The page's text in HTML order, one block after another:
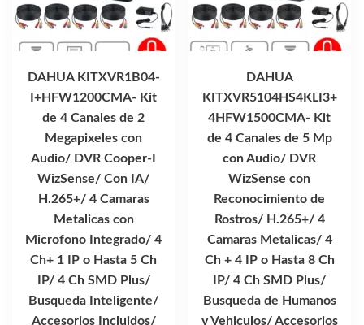
DAHUA KITXVR1B04-
I+HFW1200CMA- Kit
de 4 Canales de 2
Megapixeles con
Audio/ DVR Cooper-I
WizSense/ Con IA/
H.265+/ 4 Camaras
Metalicas con
Microfono Integrado/ 4
Ch+ 1 IP o Hasta 5 Ch
IP/ 4 Ch SMD Plus/
Busqueda Inteligente/
Accesorios Incluidos/
DAHUA
KITXVR5104HS4KLI3+
4HFW1500CMA- Kit
de 4 Canales de 5 Mp
con Audio/ DVR
WizSense con
Reconocimiento de
Rostros/ H.265+/ 4
Camaras Metalicas/ 4
Ch + 4 IP o Hasta 8 Ch
IP/ 4 Ch SMD Plus/
Busqueda de Humanos
y Vehiculos/ Accesorios